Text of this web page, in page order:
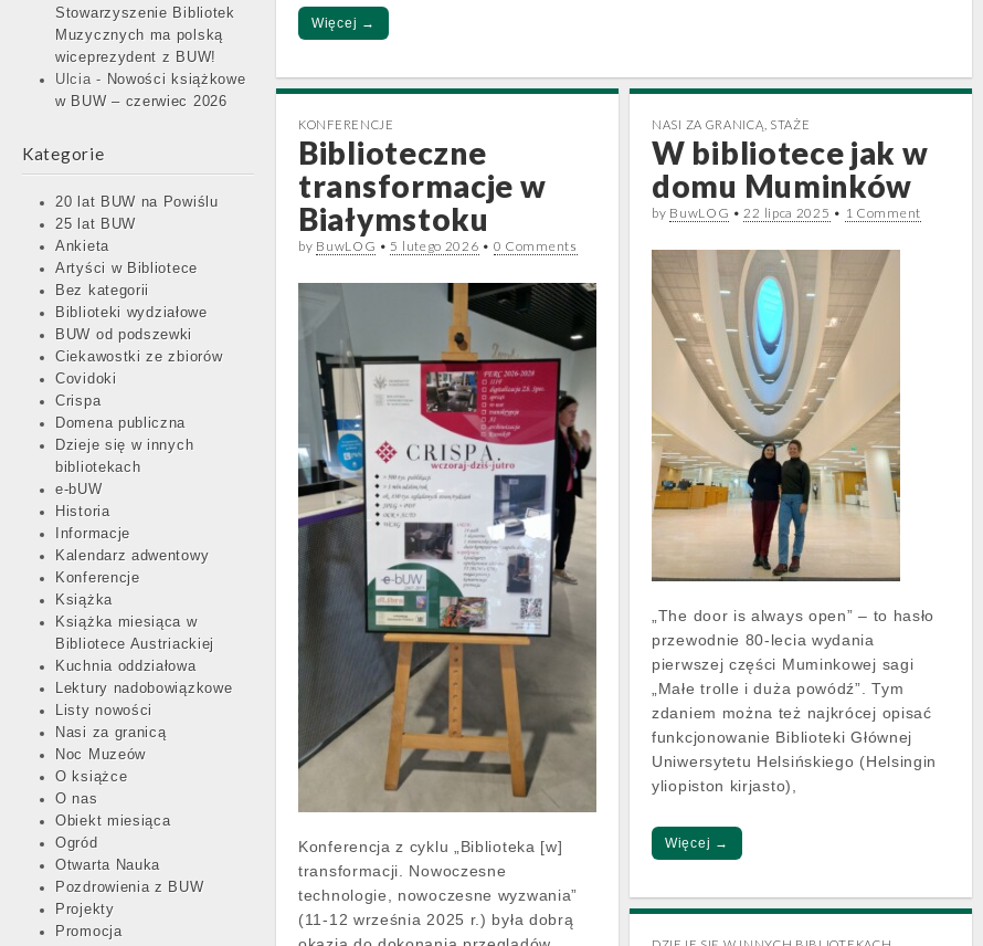
Stowarzyszenie Bibliotek
Muzycznych ma polską
wiceprezydent z BUW!
Ulcia - Nowości książkowe
w BUW – czerwiec 2026
Kategorie
20 lat BUW na Powiślu
25 lat BUW
Ankieta
Artyści w Bibliotece
Bez kategorii
Biblioteki wydziałowe
BUW od podszewki
Ciekawostki ze zbiorów
Covidoki
Crispa
Domena publiczna
Dzieje się w innych
bibliotekach
e-bUW
Historia
Informacje
Kalendarz adwentowy
Konferencje
Książka
Książka miesiąca w
Bibliotece Austriackiej
Kuchnia oddziałowa
Lektury nadobowiązkowe
Listy nowości
Nasi za granicą
Noc Muzeów
O książce
O nas
Obiekt miesiąca
Ogród
Otwarta Nauka
Pozdrowienia z BUW
Projekty
Promocja
Więcej →
KONFERENCJE
Biblioteczne
transformacje w
Białymstoku
by BuwLOG • 5 lutego 2026 • 0 Comments
Konferencja z cyklu „Biblioteka [w]
transformacji. Nowoczesne
technologie, nowoczesne wyzwania”
(11-12 września 2025 r.) była dobrą
NASI ZA GRANICĄ STAŻE
W bibliotece jak w
domu Muminków
by BuwLOG • 22 lipca 2025 • 1 Comment
„The door is always open” – to hasło
przewodnie 80-lecia wydania
pierwszej części Muminkowej sagi
„Małe trolle i duża powódź”. Tym
zdaniem można też najkrócej opisać
funkcjonowanie Biblioteki Głównej
Uniwersytetu Helsińskiego (Helsingin
yliopiston kirjasto),
Więcej →